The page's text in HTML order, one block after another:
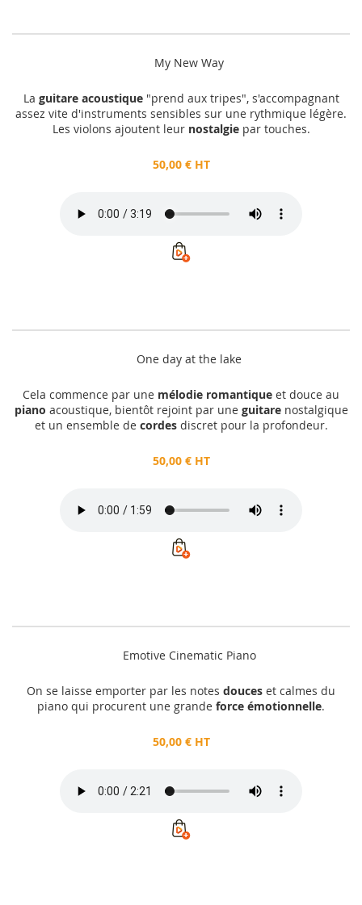
My New Way
La guitare acoustique"prend aux tripes", s'accompagnant
assez vite d'instruments sensibles sur une rythmique légère.
Les violons ajoutent leur nostalgiepar touches.
50,00 € HT
One day at the lake
Cela commence par une mélodie romantique et douce au
piano acoustique, bientôt rejoint par une guitarenostalgique
et un ensemble de cordesdiscret pour la profondeur.
50,00 € HT
Emotive Cinematic Piano
On se laisse emporter par les notes douces et calmes du
piano qui procurent une grande force émotionnelle.
50,00 € HT